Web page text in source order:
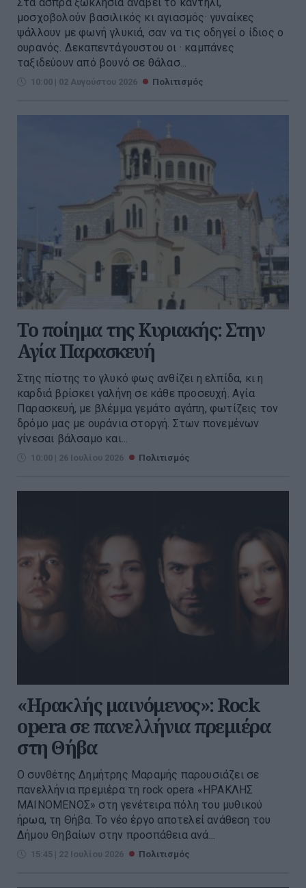
μοσχοβολούν βασιλικός κι αγιασμός· γυναίκες
ψάλλουν με φωνή γλυκιά, σαν να τις οδηγεί ο ίδιος ο
ουρανός. Δεκαπεντάγουστου οι · καμπάνες
ταξιδεύουν από βουνό σε θάλασ...
10:00 | 02 Αυγούστου 2026 Πολιτισμός
Το ποίημα της Κυριακής: Στην
Αγία Παρασκευή
Στης πίστης το γλυκό φως ανθίζει η ελπίδα, κι η
καρδιά βρίσκει γαλήνη σε κάθε προσευχή. Αγία
Παρασκευή, με βλέμμα γεμάτο αγάπη, φωτίζεις τον
δρόμο μας με ουράνια στοργή. Στων πονεμένων
γίνεσαι βάλσαμο και...
10:00 | 26 Ιουλίου 2026 Πολιτισμός
«Ηρακλής μαινόμενος»: Rock
opera σε πανελλήνια πρεμιέρα
στη Θήβα
Ο συνθέτης Δημήτρης Μαραμής παρουσιάζει σε
πανελλήνια πρεμιέρα τη rock opera «ΗΡΑΚΛΗΣ
ΜΑΙΝΟΜΕΝΟΣ» στη γενέτειρα πόλη του μυθικού
ήρωα, τη Θήβα. Το νέο έργο αποτελεί ανάθεση του
Δήμου Θηβαίων στην προσπάθεια ανά...
15:45 | 22 Ιουλίου 2026 Πολιτισμός